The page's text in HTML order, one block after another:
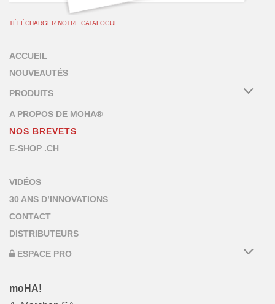
TÉLÉCHARGER NOTRE CATALOGUE
ACCUEIL
NOUVEAUTÉS
PRODUITS
A PROPOS DE MOHA®
NOS BREVETS
E-SHOP .CH
VIDÉOS
30 ANS D’INNOVATIONS
CONTACT
DISTRIBUTEURS
ESPACE PRO
moHA!